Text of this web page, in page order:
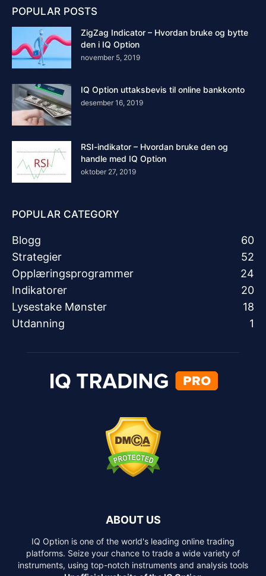
POPULAR POSTS
ZigZag Indicator – Hvordan bruke og bytte
den i IQ Option
november 5, 2019
IQ Option uttaksbevis til online bankkonto
desember 16, 2019
RSI-indikator – Hvordan bruke den og
handle med IQ Option
oktober 27, 2019
POPULAR CATEGORY
Blogg
60
Strategier
52
Opplæringsprogrammer
24
Indikatorer
20
Lysestake Mønster
18
Utdanning
1
ABOUT US
IQ Option is one of the world's leading online trading
platforms. Seize your chance to trade a wide variety of
instruments, using top-notch instruments and analysis tools